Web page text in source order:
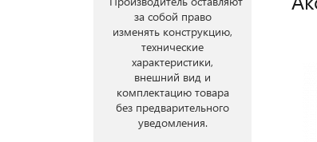
за собой право
изменять конструкцию,
технические
характеристики,
внешний вид и
комплектацию товара
без предварительного
уведомления.